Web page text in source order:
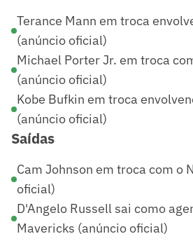
Terance Mann em troca
(anúncio oficial)
Michael Porter Jr. em troca
(anúncio oficial)
Kobe Bufkin em troca
(anúncio oficial)
Saídas
Cam Johnson em troca com o
oficial)
D'Angelo Russell sai como
Mavericks (anúncio oficial)